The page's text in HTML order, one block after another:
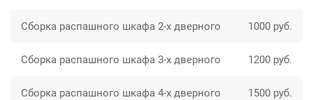
Сборка распашного шкафа 2-х дверного 1000 руб.
Сборка распашного шкафа 3-х дверного 1200 руб.
Сборка распашного шкафа 4-х дверного 1500 руб.